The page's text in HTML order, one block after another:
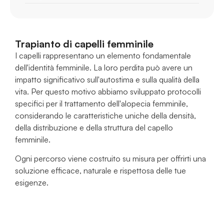
Trapianto di capelli femminile
I capelli rappresentano un elemento fondamentale
dell'identità femminile. La loro perdita può avere un
impatto significativo sull'autostima e sulla qualità della
vita. Per questo motivo abbiamo sviluppato protocolli
specifici per il trattamento dell'alopecia femminile,
considerando le caratteristiche uniche della densità,
della distribuzione e della struttura del capello
femminile.
Ogni percorso viene costruito su misura per offrirti una
soluzione efficace, naturale e rispettosa delle tue
esigenze.